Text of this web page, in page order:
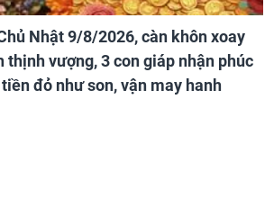
Nhật 9/8/2026, càn khôn xoay
thịnh vượng, 3 con giáp nhận phúc
đỏ như son, vận may hanh